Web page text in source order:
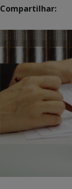
Compartilhar: